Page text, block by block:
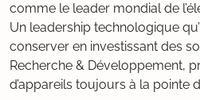
comme le leader mondial de
Un leadership technologique
conserver en investissant des
Recherche & Développement,
d’appareils toujours à la pointe